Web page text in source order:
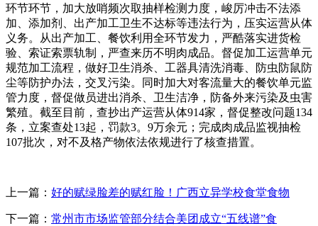
环节环节，加大放哨频次取抽样检测力度，峻厉冲击不法添
加、添加剂、出产加工卫生不达标等违法行为，压实运营从体
义务。从出产加工、餐饮利用全环节发力，严酷落实进货检
验、索证索票轨制，严查来历不明肉成品。督促加工运营单元
规范加工流程，做好卫生消杀、工器具清洗消毒、防虫防鼠防
尘等防护办法，交叉污染。同时加大对客流量大的餐饮单元监
管力度，督促做员进出消杀、卫生洁净，防备外来污染及虫害
繁殖。截至目前，查抄出产运营从体914家，督促整改问题134
条，立案查处13起，罚款3。9万余元；完成肉成品监视抽检
107批次，对不及格产物依法依规进行了核查措置。
上一篇： 好的赋绿脸差的赋红脸！广西立异学校食堂食物
下一篇： 常州市市场监管部分结合美团成立“五线谱”食